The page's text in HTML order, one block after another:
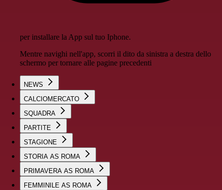
per installare la App sul tuo Iphone.
Mentre navighi nell'app, scorri il dito da sinistra a destra dello
schermo per tornare alle pagine precedenti
NEWS
CALCIOMERCATO
SQUADRA
PARTITE
STAGIONE
STORIA AS ROMA
PRIMAVERA AS ROMA
FEMMINILE AS ROMA